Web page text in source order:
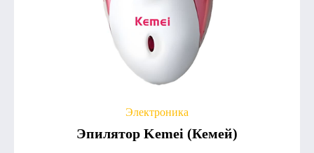
Электроника
Эпилятор Kemei (Кемей)